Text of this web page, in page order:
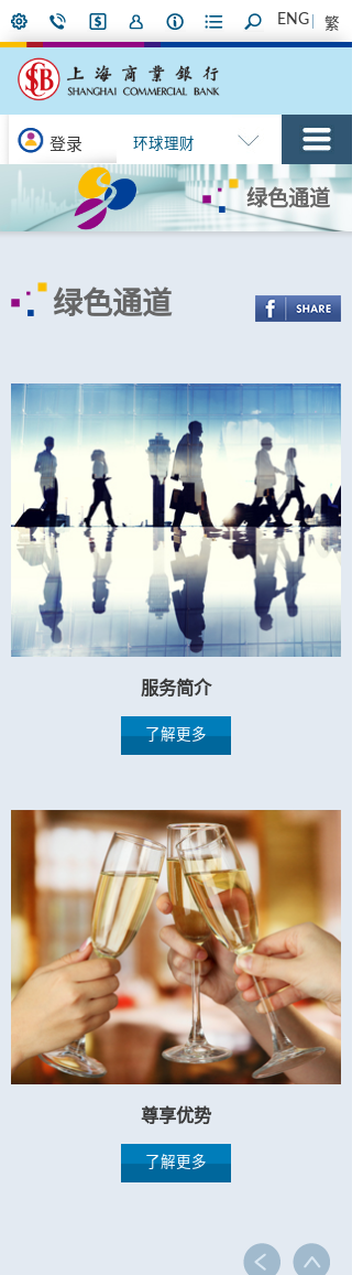
ENG 繁
登录 环球理财
绿色通道
绿色通道
服务简介
了解更多
尊享优势
了解更多